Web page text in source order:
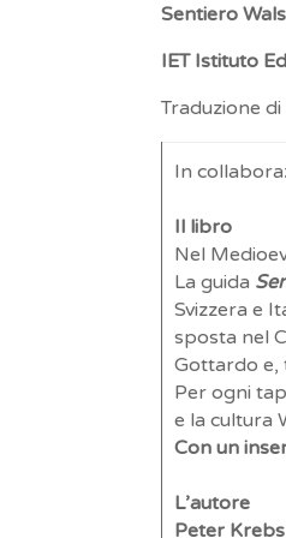
Sentiero
IET Istituto
Traduzione
In
Il libro
Nel
La guida
Svizzera e
sposta nel
Gottardo e,
Per ogni
e la cultura
Con un
L’autore
Peter Krebs